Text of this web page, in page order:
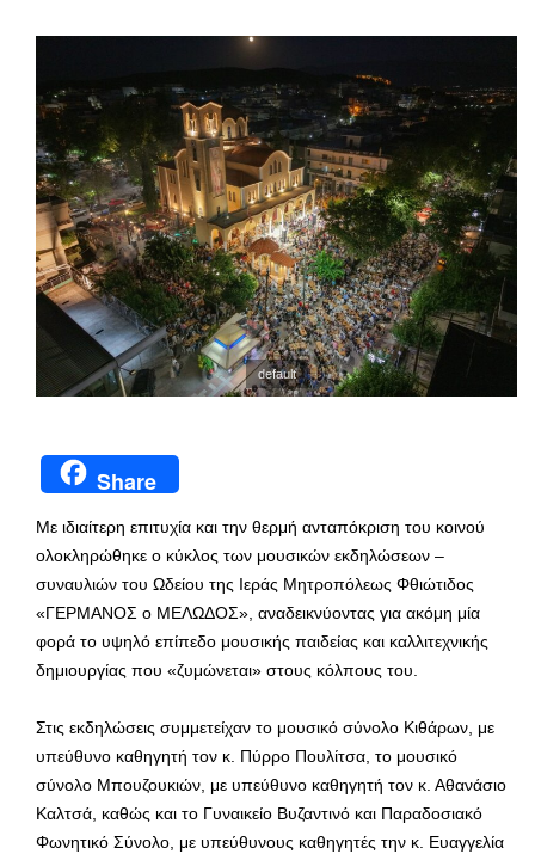
default
Share
Με ιδιαίτερη επιτυχία και την θερμή ανταπόκριση του κοινού
ολοκληρώθηκε ο κύκλος των μουσικών εκδηλώσεων –
συναυλιών του Ωδείου της Ιεράς Μητροπόλεως Φθιώτιδος
«ΓΕΡΜΑΝΟΣ ο ΜΕΛΩΔΟΣ», αναδεικνύοντας για ακόμη μία
φορά το υψηλό επίπεδο μουσικής παιδείας και καλλιτεχνικής
δημιουργίας που «ζυμώνεται» στους κόλπους του.
Στις εκδηλώσεις συμμετείχαν το μουσικό σύνολο Κιθάρων, με
υπεύθυνο καθηγητή τον κ. Πύρρο Πουλίτσα, το μουσικό
σύνολο Μπουζουκιών, με υπεύθυνο καθηγητή τον κ. Αθανάσιο
Καλτσά, καθώς και το Γυναικείο Βυζαντινό και Παραδοσιακό
Φωνητικό Σύνολο, με υπεύθυνους καθηγητές την κ. Ευαγγελία